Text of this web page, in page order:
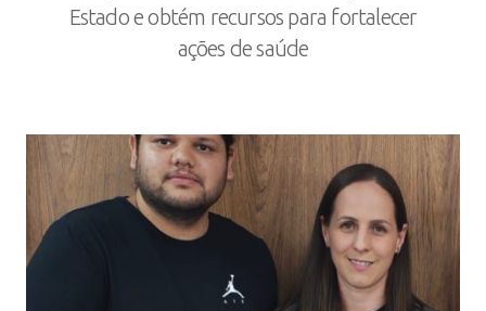
Estado e obtém recursos para fortalecer
ações de saúde